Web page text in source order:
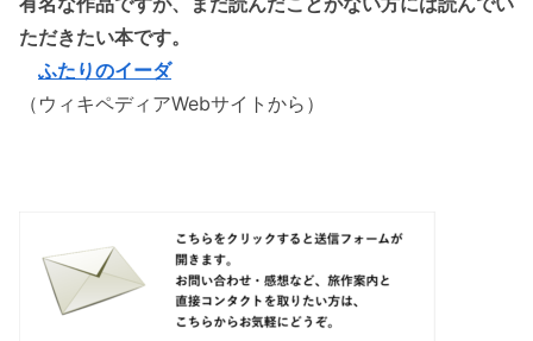
ただきたい本です。
ふたりのイーダ
（ウィキペディアWebサイトから）